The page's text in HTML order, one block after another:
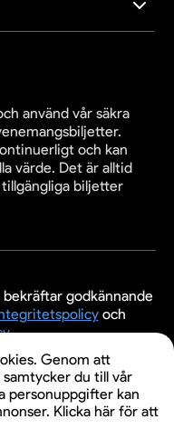
använd vår säkra
och kan
värde. Det är alltid
biljetter
godkännande
och
.
Genom att
du till vår
personuppgifter kan
Klicka här för att